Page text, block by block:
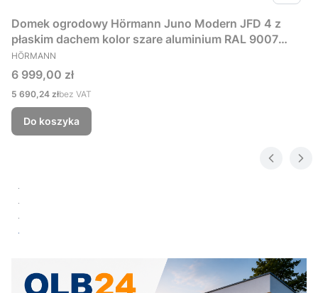
Domek ogrodowy Hörmann Juno Modern JFD 4 z
płaskim dachem kolor szare aluminium RAL 9007
229x181 cm
PRODUCENT
HÖRMANN
Cena
6 999,00 zł
Cena
5 690,24 złbez VAT
Do koszyka